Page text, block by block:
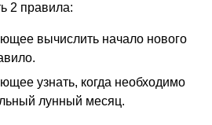
2 правила:
вычислить начало нового
узнать, когда необходимо
лунный месяц.